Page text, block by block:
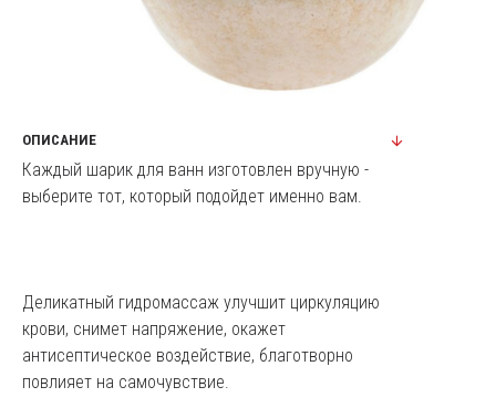
ОПИСАНИЕ
Каждый шарик для ванн изготовлен вручную -
выберите тот, который подойдет именно вам.
Деликатный гидромассаж улучшит циркуляцию
крови, снимет напряжение, окажет
антисептическое воздействие, благотворно
повлияет на самочувствие.